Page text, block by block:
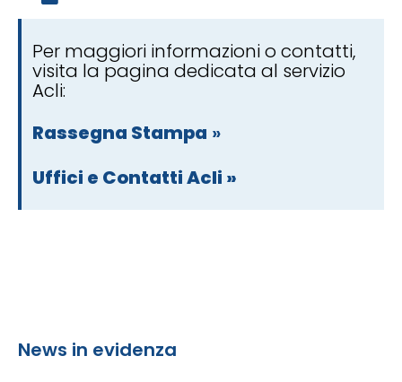
Per maggiori informazioni o contatti,
visita la pagina dedicata al servizio
Acli:
Rassegna Stampa »
Uffici e Contatti Acli »
News in evidenza